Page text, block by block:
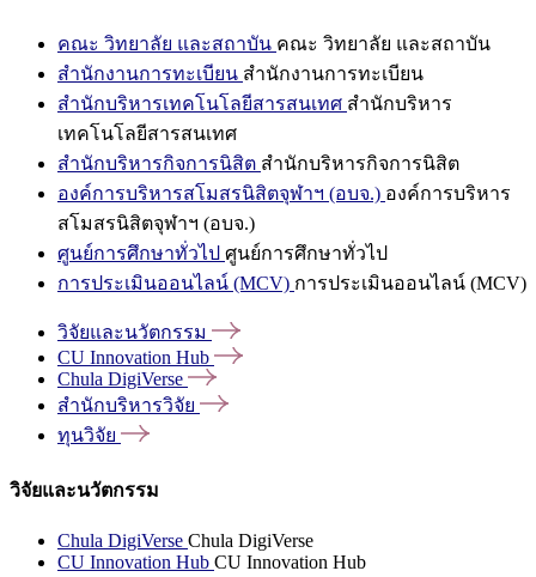
คณะ วิทยาลัย และสถาบัน คณะ วิทยาลัย และสถาบัน
สำนักงานการทะเบียน สำนักงานการทะเบียน
สำนักบริหารเทคโนโลยีสารสนเทศ สำนักบริหาร
เทคโนโลยีสารสนเทศ
สำนักบริหารกิจการนิสิต สำนักบริหารกิจการนิสิต
องค์การบริหารสโมสรนิสิตจุฬาฯ (อบจ.) องค์การบริหาร
สโมสรนิสิตจุฬาฯ (อบจ.)
ศูนย์การศึกษาทั่วไป ศูนย์การศึกษาทั่วไป
การประเมินออนไลน์ (MCV) การประเมินออนไลน์ (MCV)
วิจัยและนวัตกรรม
CU Innovation Hub
Chula DigiVerse
สำนักบริหารวิจัย
ทุนวิจัย
วิจัยและนวัตกรรม
Chula DigiVerse Chula DigiVerse
CU Innovation Hub CU Innovation Hub